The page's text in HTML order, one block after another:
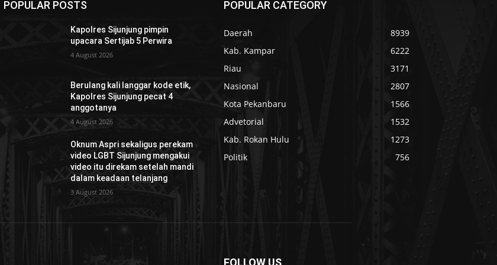
POPULAR POSTS
Kapolres Sijunjung pimpin
upacara Sertijab 5 Perwira
4 August 2026
Berulang kali langgar kode etik,
Kapolres Sijunjung pecat 4
anggotanya
4 August 2026
Oknum Aspri sekaligus perekam
video LGBT Sijunjung mengakui
video itu direkam setelah mandi
dalam keadaan telanjang
3 August 2026
POPULAR CATEGORY
Daerah
8939
Kab. Kampar
6222
Riau
3171
Nasional
2807
Kota Pekanbaru
1566
Advetorial
1532
Kab. Rokan Hulu
1273
Politik
756
FOLLOW US